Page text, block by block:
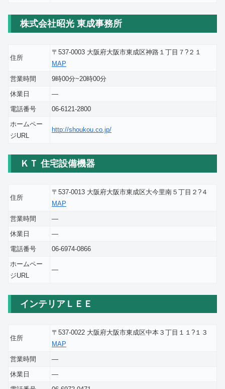
株式会社昭光 東成事務所
住所
〒537-0003 大阪府大阪市東成区神路１丁目７?２１
MAP
営業時間
9時00分~20時00分
休業日
―
電話番号
06-6121-2800
ホームペー
ジURL
http://shoukou.co.jp/
ＫＴ 住宅設備機器
住所
〒537-0013 大阪府大阪市東成区大今里南５丁目２?４
MAP
営業時間
―
休業日
―
電話番号
06-6974-0866
ホームペー
ジURL
―
インテリアＬＥＥ
住所
〒537-0022 大阪府大阪市東成区中本３丁目１１?１３
MAP
営業時間
―
休業日
―